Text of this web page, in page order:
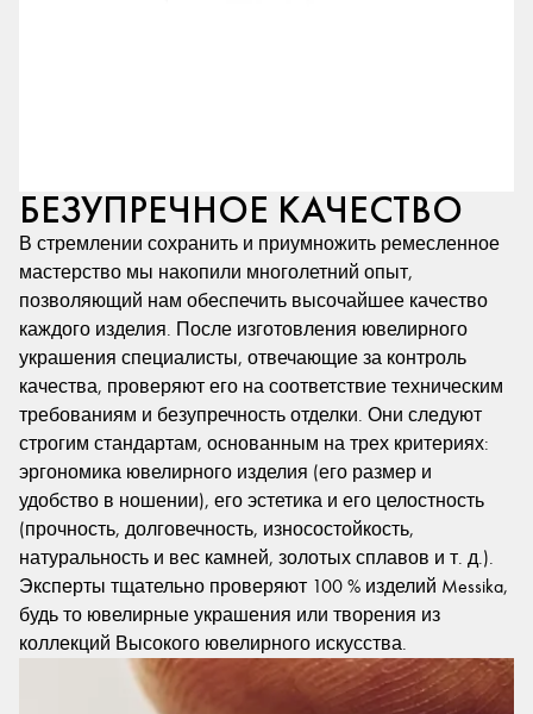
БЕЗУПРЕЧНОЕ КАЧЕСТВО
В стремлении сохранить и приумножить ремесленное
мастерство мы накопили многолетний опыт,
позволяющий нам обеспечить высочайшее качество
каждого изделия. После изготовления ювелирного
украшения специалисты, отвечающие за контроль
качества, проверяют его на соответствие техническим
требованиям и безупречность отделки. Они следуют
строгим стандартам, основанным на трех критериях:
эргономика ювелирного изделия (его размер и
удобство в ношении), его эстетика и его целостность
(прочность, долговечность, износостойкость,
натуральность и вес камней, золотых сплавов и т. д.).
Эксперты тщательно проверяют 100 % изделий Messika,
будь то ювелирные украшения или творения из
коллекций Высокого ювелирного искусства.